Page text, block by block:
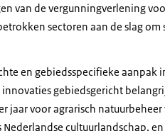
van de vergunningverlening
sectoren aan de slag om
en gebiedsspecifieke aanpak
gebiedsgericht
jaar voor agrarisch
cultuurlandschap,